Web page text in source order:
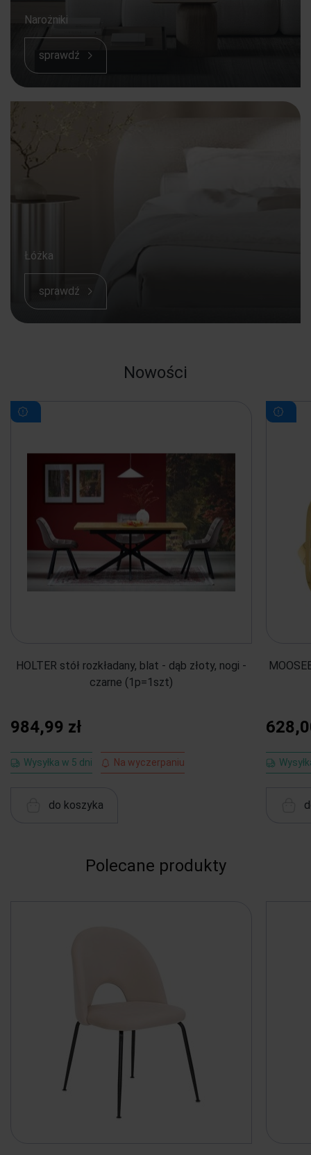
Narożniki
sprawdź
Łóżka
sprawdź
Nowości
HOLTER stół rozkładany, blat - dąb złoty, nogi -
czarne (1p=1szt)
984,99 zł
Wysyłka w 5 dni Na wyczerpaniu
do koszyka
Polecane produkty